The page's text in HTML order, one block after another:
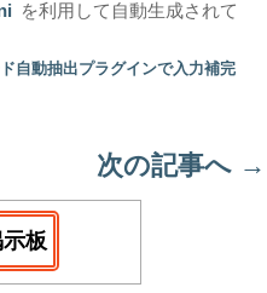
を利用して自動生成されて
自動抽出プラグインで入力補完
次の記事へ →
板